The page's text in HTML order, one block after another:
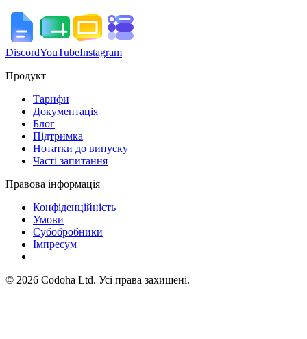
DiscordYouTubeInstagram
Продукт
Тарифи
Документація
Блог
Підтримка
Нотатки до випуску
Часті запитання
Правова інформація
Конфіденційність
Умови
Субобробники
Імпресум
© 2026 Codoha Ltd. Усі права захищені.